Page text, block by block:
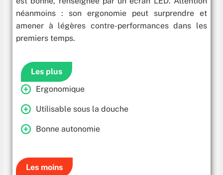
néanmoins : son ergonomie peut surprendre et
amener à légères contre-performances dans les
premiers temps.
Les plus
Ergonomique
Utilisable sous la douche
Bonne autonomie
Les moins